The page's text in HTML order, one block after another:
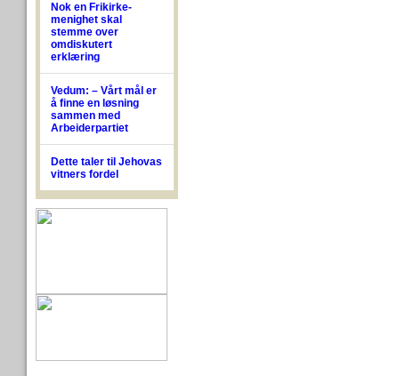
Nok en Frikirke-
menighet skal
stemme over
omdiskutert
erklæring
Vedum: – Vårt mål er
å finne en løsning
sammen med
Arbeiderpartiet
Dette taler til Jehovas
vitners fordel